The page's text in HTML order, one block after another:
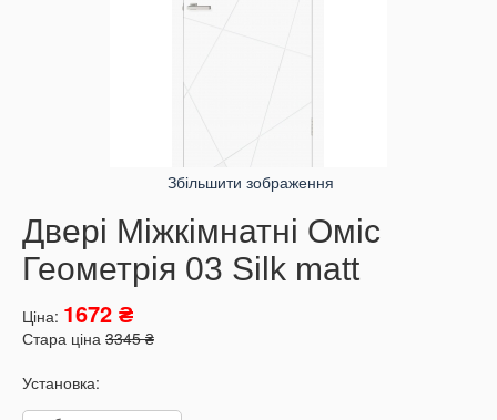
Збільшити зображення
Двері Міжкімнатні Оміс
Геометрія 03 Silk matt
Ціна: 1672 ₴
Стара ціна 3345 ₴
Установка: